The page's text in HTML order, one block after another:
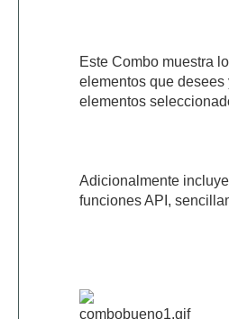
Este Combo muestra
elementos que
elementos
Adicionalmente
funciones API,